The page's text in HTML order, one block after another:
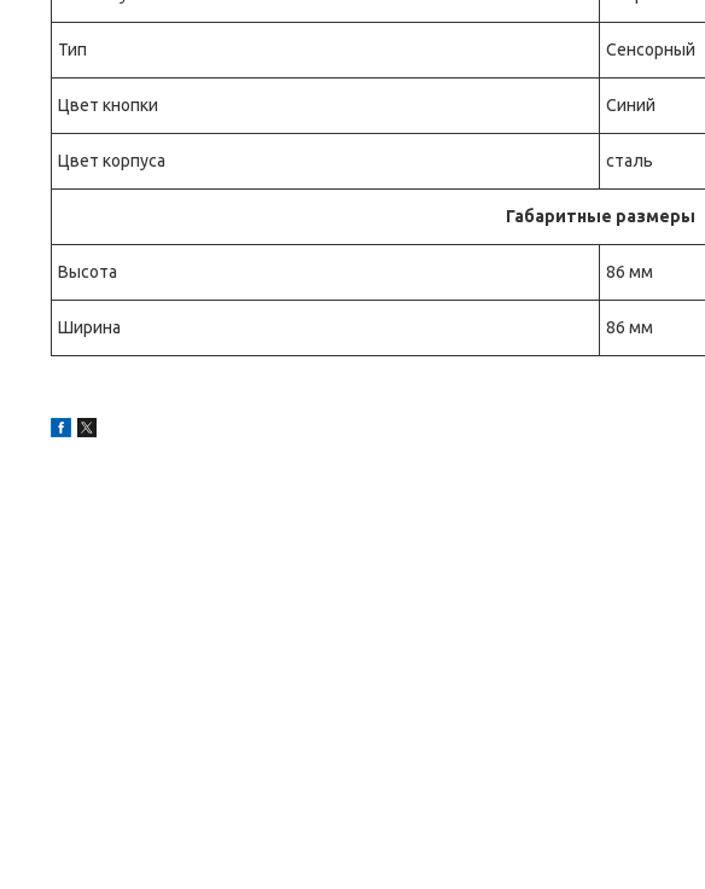
Тип Сенсорный
Цвет кнопки Синий
Цвет корпуса сталь
Габаритные размеры
Высота 86 мм
Ширина 86 мм